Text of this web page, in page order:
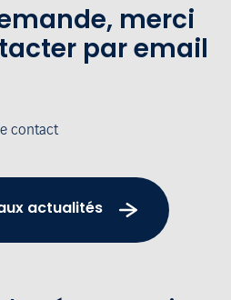
merci
par email
contact
actualités